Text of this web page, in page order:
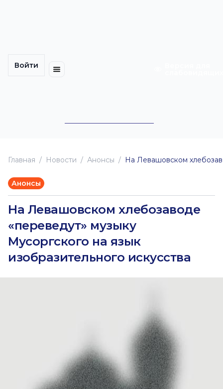
Войти
Главная Новоcти Анонсы На Левашовском
Анонсы
На Левашовском хлебозаводе
«переведут» музыку
Мусоргского на язык
изобразительного искусства